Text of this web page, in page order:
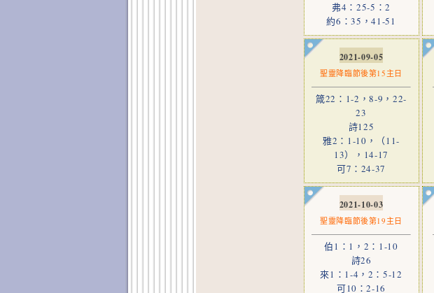
弗4：25-5：2
約6：35，41-51
2021-09-05
聖靈降臨節後第15主日
箴22：1-2，8-9，22-
23
詩125
雅2：1-10，（11-
13），14-17
可7：24-37
2021-10-03
聖靈降臨節後第19主日
伯1：1，2：1-10
詩26
來1：1-4，2：5-12
可10：2-16